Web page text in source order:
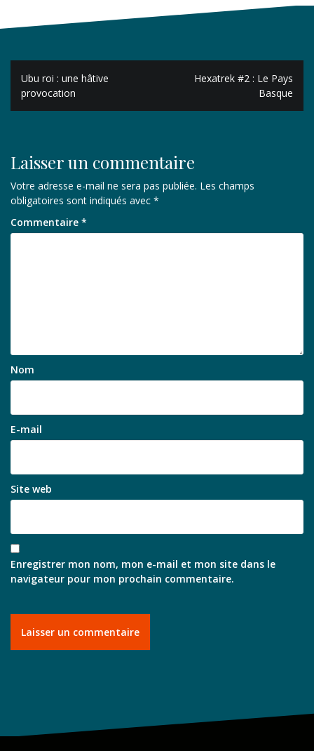
Navigation
de
l’article
Ubu roi : une hâtive
provocation
Hexatrek #2 : Le Pays
Basque
Laisser un commentaire
Votre adresse e-mail ne sera pas publiée. Les champs
obligatoires sont indiqués avec *
Commentaire *
Nom
E-mail
Site web
Enregistrer mon nom, mon e-mail et mon site dans le
navigateur pour mon prochain commentaire.